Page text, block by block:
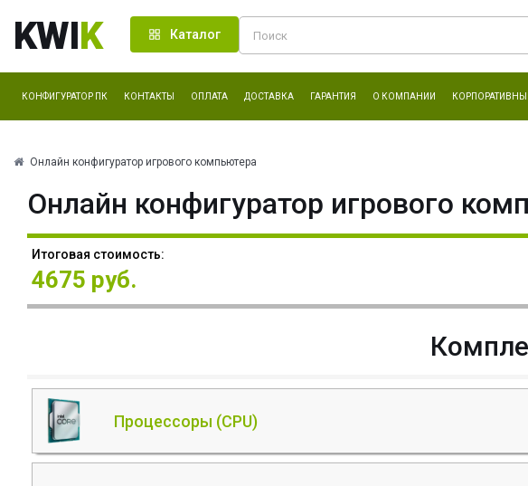
KWIK Каталог
КОНФИГУРАТОР ПК КОНТАКТЫ ОПЛАТА ДОСТАВКА ГАРАНТИЯ О КОМПАНИИ
Онлайн конфигуратор игрового компьютера
Онлайн конфигуратор игрового
Итоговая стоимость:
4675 руб.
Процессоры (CPU)